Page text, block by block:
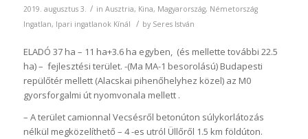
2019. augusztus 3. / in Ausztria, Kina, Magyarország, Németország
Ingatlan, Ipari ingatlanok Kínál / by Seres István
ELADÓ 37 ha – 11 ha+3.6 ha egyben, (és mellette további 22.5
ha) – fejlesztési terület. -(Ma MA-1 besorolású) Budapesti
repülőtér mellett (Alacskai pihenőhelyhez közel) az M0
gyorsforgalmi út nyomvonala mellett .
– A terület camionnal Vecsésről betonúton súlykorlátozás
nélkül megközelíthető – 4 -es utról Üllőről 1.5 km földúton.